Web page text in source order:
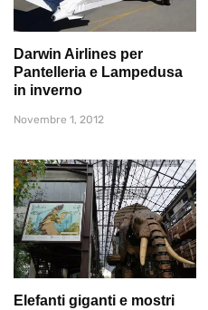
Darwin Airlines per
Pantelleria e Lampedusa
in inverno
Novembre 1, 2012
Elefanti giganti e mostri